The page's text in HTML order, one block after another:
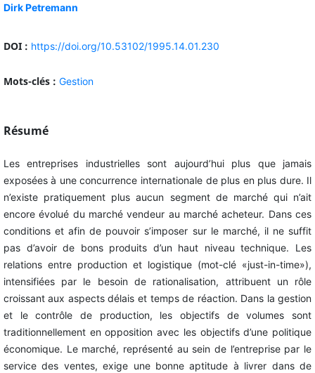
Dirk Petremann
DOI : https://doi.org/10.53102/1995.14.01.230
Mots-clés : Gestion
Résumé
Les entreprises industrielles sont aujourd’hui plus que jamais
exposées à une concurrence internationale de plus en plus dure. Il
n’existe pratiquement plus aucun segment de marché qui n’ait
encore évolué du marché vendeur au marché acheteur. Dans ces
conditions et afin de pouvoir s’imposer sur le marché, il ne suffit
pas d’avoir de bons produits d’un haut niveau technique. Les
relations entre production et logistique (mot-clé «just-in-time»),
intensifiées par le besoin de rationalisation, attribuent un rôle
croissant aux aspects délais et temps de réaction. Dans la gestion
et le contrôle de production, les objectifs de volumes sont
traditionnellement en opposition avec les objectifs d’une politique
économique. Le marché, représenté au sein de l’entreprise par le
service des ventes, exige une bonne aptitude à livrer dans de